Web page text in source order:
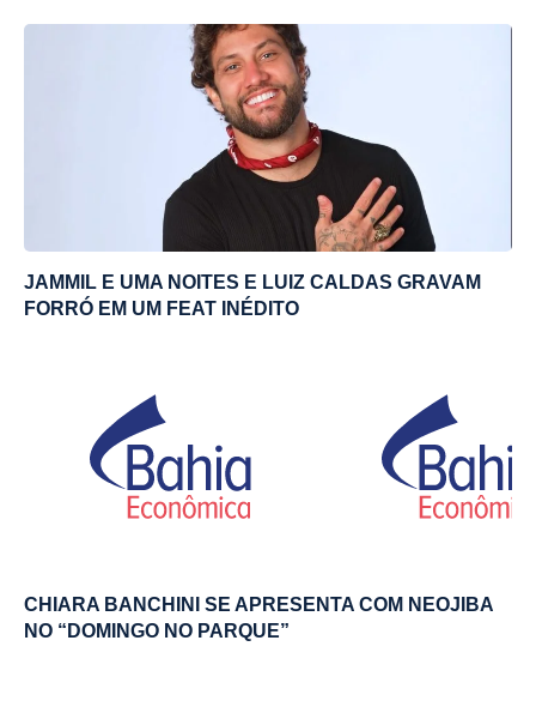
JAMMIL E UMA NOITES E LUIZ CALDAS GRAVAM
FORRÓ EM UM FEAT INÉDITO
CHIARA BANCHINI SE APRESENTA COM NEOJIBA
NO “DOMINGO NO PARQUE”